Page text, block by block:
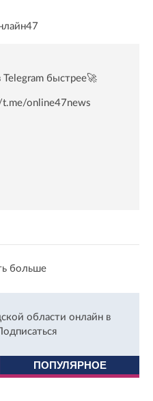
быстрее🚀
t.me/online47news
больше
области онлайн в
ПОПУЛЯРНОЕ